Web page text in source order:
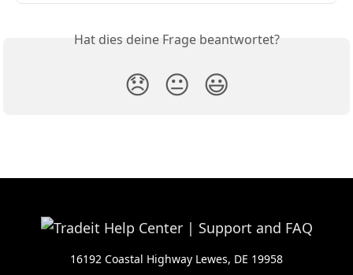
Hat dies deine Frage beantwortet?
😞 😐 😃
16192 Coastal Highway Lewes, DE 19958